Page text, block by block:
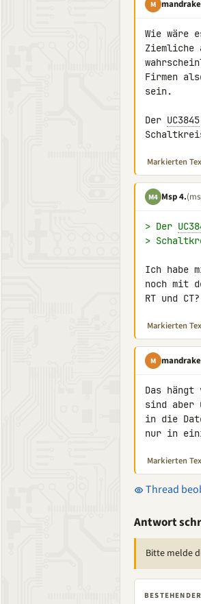
M mandrake
Wie wäre
Firmen
sein.
Der UC3845
Markierten
M4 Msp 4.
> Der
>
Ich habe
noch mit
RT und CT?
Markierten
M mandrake
Das
sind aber
in die
nur in
Markierten
Thread
Antwort
Bitte melde